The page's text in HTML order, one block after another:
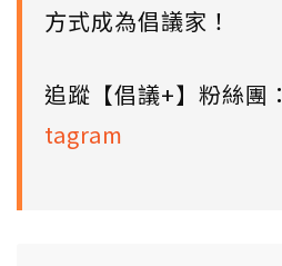
方式成為倡議家！
追蹤【倡議+】粉絲團：
tagram